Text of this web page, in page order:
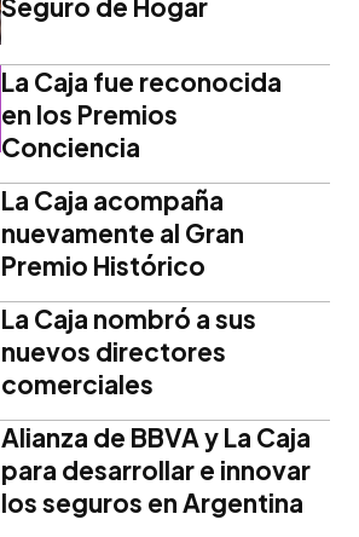
La Caja fue reconocida
en los Premios
Conciencia
La Caja acompaña
nuevamente al Gran
Premio Histórico
La Caja nombró a sus
nuevos directores
comerciales
Alianza de BBVA y La Caja
para desarrollar e innovar
los seguros en Argentina